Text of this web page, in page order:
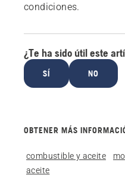
condiciones.
¿Te ha sido útil este
SÍ NO
OBTENER MÁS
combustible y aceite
aceite